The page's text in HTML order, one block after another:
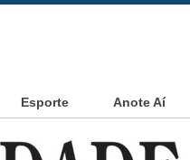
Esporte Anote Aí